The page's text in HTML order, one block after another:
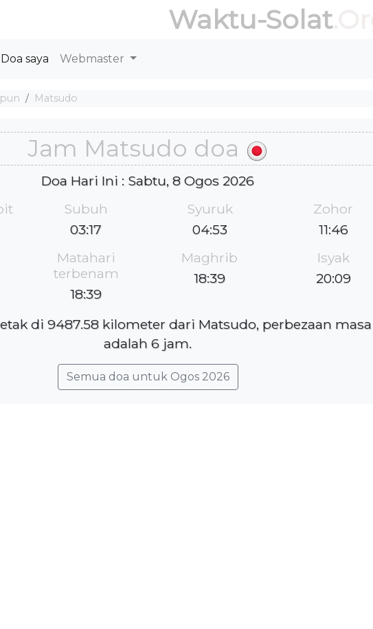
Waktu-Solat.Org
Doa saya Webmaster
Matsudo
Jam Matsudo doa
Doa Hari Ini : Sabtu, 8 Ogos 2026
Subuh
03:17
Syuruk
04:53
Zohor
11:46
Matahari
terbenam
18:39
Maghrib
18:39
Isyak
20:09
di 9487.58 kilometer dari Matsudo, perbezaan masa
adalah 6 jam.
Semua doa untuk Ogos 2026